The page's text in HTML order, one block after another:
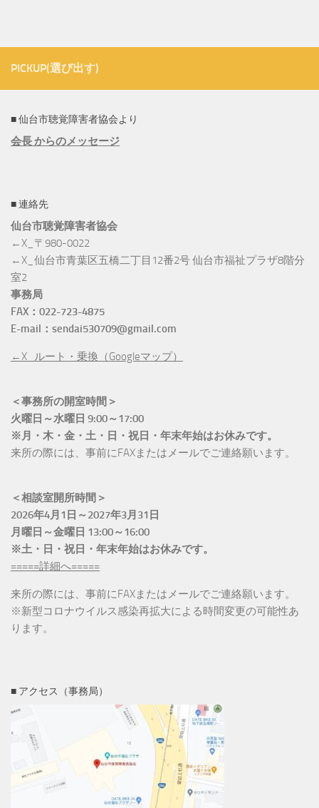
PICKUP(選び出す)
■ 仙台市聴覚障害者協会より
会長 からのメッセージ
■ 連絡先
仙台市聴覚障害者協会
←X_〒980-0022
←X_仙台市青葉区五橋二丁目12番2号 仙台市福祉プラザ8階分
室2
事務局
FAX：022-723-4875
E-mail：sendai530709@gmail.com
←X_ルート・乗換（Googleマップ）
＜事務所の開室時間＞
火曜日～水曜日 9:00～17:00
※月・木・金・土・日・祝日・年末年始はお休みです。
来所の際には、事前にFAXまたはメールでご連絡願います。
＜相談室開所時間＞
2026年4月1日～2027年3月31日
月曜日～金曜日 13:00～16:00
※土・日・祝日・年末年始はお休みです。
=====詳細へ=====
来所の際には、事前にFAXまたはメールでご連絡願います。
※新型コロナウイルス感染再拡大による時間変更の可能性あ
ります。
■ アクセス（事務局）